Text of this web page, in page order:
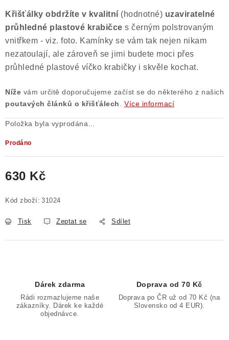
Křišťálky obdržíte v kvalitní (hodnotné) uzaviratelné
průhledné plastové krabičce s černým polstrovaným
vnitřkem - viz. foto. Kamínky se vám tak nejen nikam
nezatoulají, ale zároveň se jimi budete moci přes
průhledné plastové víčko krabičky i skvěle kochat.
Níže vám určitě doporučujeme začíst se do některého z našich
poutavých článků o křišťálech
Více informací
Položka byla vyprodána…
Prodáno
630 Kč
Kód zboží: 31024
Tisk Zeptat se Sdílet
Dárek zdarma
Rádi rozmazlujeme naše
zákazníky. Dárek ke každé
objednávce.
Doprava od 70 Kč
Doprava po ČR už od 70 Kč (na
Slovensko od 4 EUR).